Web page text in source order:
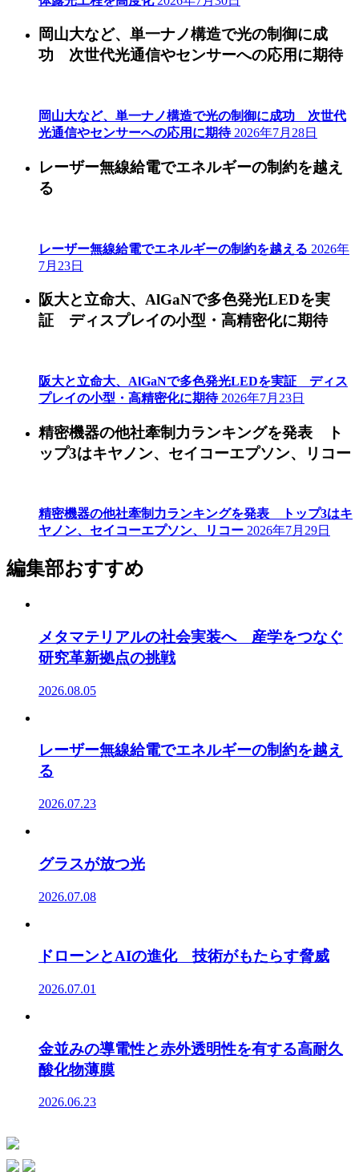
岡山大など、単一ナノ構造で光の制御に成
功 次世代光通信やセンサーへの応用に期待
岡山大など、単一ナノ構造で光の制御に成功 次世代
光通信やセンサーへの応用に期待 2026年7月28日
レーザー無線給電でエネルギーの制約を越え
る
レーザー無線給電でエネルギーの制約を越える 2026年
7月23日
阪大と立命大、AlGaNで多色発光LEDを実
証 ディスプレイの小型・高精密化に期待
阪大と立命大、AlGaNで多色発光LEDを実証 ディス
プレイの小型・高精密化に期待 2026年7月23日
精密機器の他社牽制力ランキングを発表 ト
ップ3はキヤノン、セイコーエプソン、リコー
精密機器の他社牽制力ランキングを発表 トップ3はキ
ヤノン、セイコーエプソン、リコー 2026年7月29日
編集部おすすめ
メタマテリアルの社会実装へ 産学をつなぐ
研究革新拠点の挑戦
2026.08.05
レーザー無線給電でエネルギーの制約を越え
る
2026.07.23
グラスが放つ光
2026.07.08
ドローンとAIの進化 技術がもたらす脅威
2026.07.01
金並みの導電性と赤外透明性を有する高耐久
酸化物薄膜
2026.06.23